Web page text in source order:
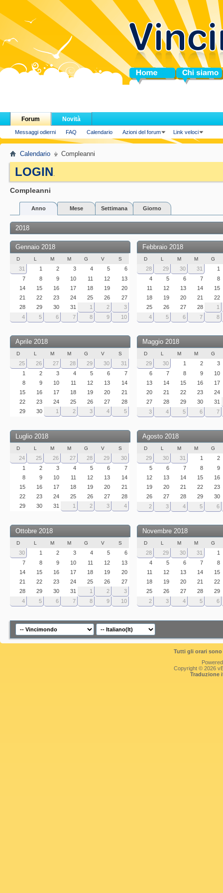
Home Chi siamo
Forum
Messaggi odierni FAQ Calendario Azioni del forum Link veloci
Novità
Calendario Compleanni
LOGIN.
Compleanni
Anno Mese Settimana Giorno
2018
Gennaio 2018
D L M M G V S
31 1 2 3 4 5
6
7
8 9 10 11 12
13
14
15 16 17 18 19
20
21
22 23 24 25 26
27
28
29 30 31 1 2
3
4
5 6 7 8 9 10
Febbraio 2018
D L M M G
28 29 30 31
1
4
5 6 7
8
11
12 13 14
15
18
19 20 21
22
25
26 27 28
1
4
5 6 7 8
Aprile 2018
D L M M G V S
25 26 27 28 29 30
31
1
2 3 4 5 6
7
8
9 10 11 12 13
14
15
16 17 18 19 20
21
22
23 24 25 26 27
28
29
30 1 2 3 4 5
Maggio 2018
D L M M G
29 30 1 2
3
6
7 8 9
10
13
14 15 16
17
20
21 22 23
24
27
28 29 30
31
3
4 5 6 7
Luglio 2018
D L M M G V S
24 25 26 27 28 29
30
1
2 3 4 5 6
7
8
9 10 11 12 13
14
15
16 17 18 19 20
21
22
23 24 25 26 27
28
29
30 31 1 2 3 4
Agosto 2018
D L M M G
29 30 31 1
2
5
6 7 8
9
12
13 14 15
16
19
20 21 22
23
26
27 28 29
30
2
3 4 5 6
Ottobre 2018
D L M M G V S
30 1 2 3 4 5
6
7
8 9 10 11 12
13
14
15 16 17 18 19
20
21
22 23 24 25 26
27
28
29 30 31 1 2
3
4
5 6 7 8 9 10
Novembre 2018
D L M M G
28 29 30 31
1
4
5 6 7
8
11
12 13 14
15
18
19 20 21
22
25
26 27 28
29
2
3 4 5 6
Tutti gli orari
Copyright © 2026
Traduzione